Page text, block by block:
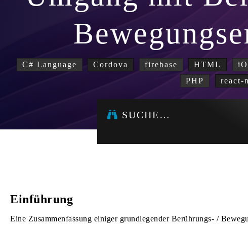
C# Language Cordova firebase HTML
PHP
react-
SUCHE…
Einführung
Eine Zusammenfassung einiger grundlegender Berührungs- /